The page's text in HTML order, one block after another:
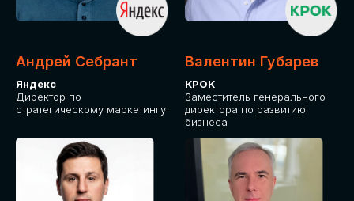
Андрей Себрант
Яндекс
Директор по
стратегическому маркетингу
Валентин Губарев
КРОК
Заместитель генерального
директора по развитию
бизнеса